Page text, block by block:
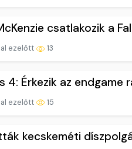
csatlakozik a
ezelőtt 13
4: Érkezik az endgame
ezelőtt 15
kecskeméti